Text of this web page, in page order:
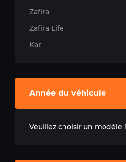
Zafira
Zafira Life
Karl
Année du véhicule
Veuillez choisir un modèle !